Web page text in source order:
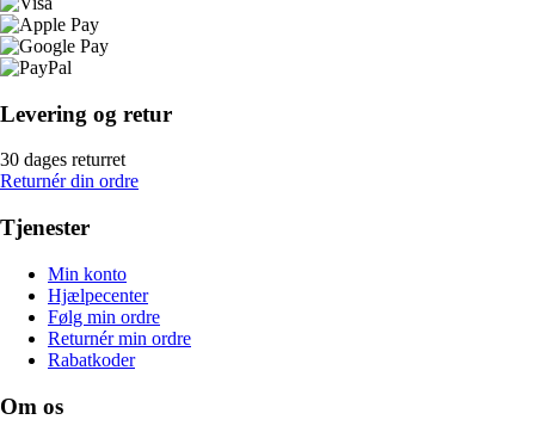
Levering og retur
30 dages returret
Returnér din ordre
Tjenester
Min konto
Hjælpecenter
Følg min ordre
Returnér min ordre
Rabatkoder
Om os